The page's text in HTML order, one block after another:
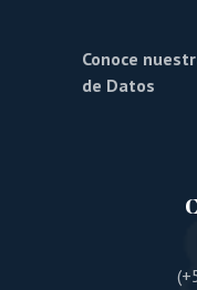
Conoce
de Datos